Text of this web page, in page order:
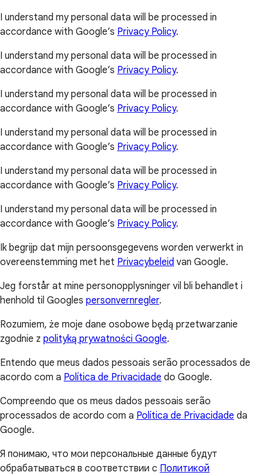
I understand my personal data will be processed in
accordance with Google’s Privacy Policy.
I understand my personal data will be processed in
accordance with Google’s Privacy Policy.
I understand my personal data will be processed in
accordance with Google’s Privacy Policy.
I understand my personal data will be processed in
accordance with Google’s Privacy Policy.
I understand my personal data will be processed in
accordance with Google’s Privacy Policy.
I understand my personal data will be processed in
accordance with Google’s Privacy Policy.
Ik begrijp dat mijn persoonsgegevens worden verwerkt in
overeenstemming met het Privacybeleid van Google.
Jeg forstår at mine personopplysninger vil bli behandlet i
henhold til Googles personvernregler.
Rozumiem, że moje dane osobowe będą przetwarzanie
zgodnie z polityką prywatności Google.
Entendo que meus dados pessoais serão processados de
acordo com a Política de Privacidade do Google.
Compreendo que os meus dados pessoais serão
processados de acordo com a Política de Privacidade da
Google.
Я понимаю, что мои персональные данные будут
обрабатываться в соответствии с Политикой